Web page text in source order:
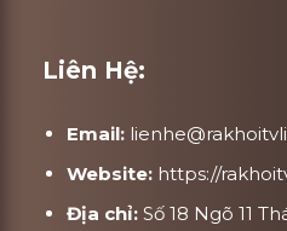
Liên Hệ:
Email:
Website: https://
Địa chỉ: Số 18 Ngõ 11